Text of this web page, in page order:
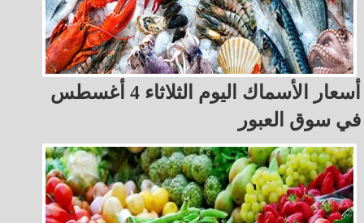
أسعار الأسماك اليوم الثلاثاء 4 أغسطس
في سوق العبور